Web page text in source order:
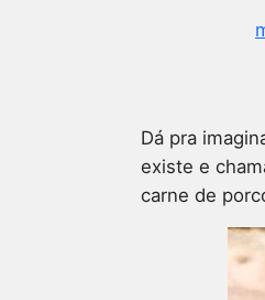
Dá pra
existe e
carne de